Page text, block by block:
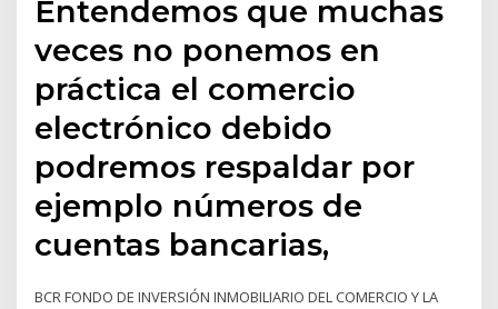
Entendemos que muchas
veces no ponemos en
práctica el comercio
electrónico debido
podremos respaldar por
ejemplo números de
cuentas bancarias,
BCR FONDO DE INVERSIÓN INMOBILIARIO DEL COMERCIO Y LA